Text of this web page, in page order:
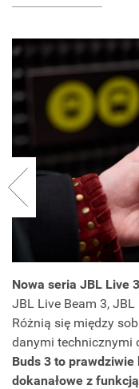
Nowa seria JBL Live
JBL Live Beam 3,
Różnią się między
danymi technicznymi
Buds 3 to
dokanałowe z